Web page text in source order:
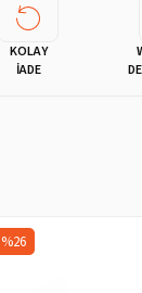
KOLAY
İADE
%26